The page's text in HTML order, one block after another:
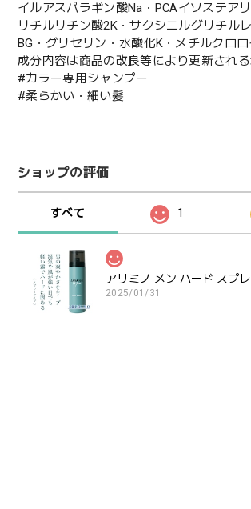
イルアスパラギン酸Na・PCAイソステア
リチルリチン酸2K・サクシニルグリチル
BG・グリセリン・水酸化K・メチルクロ
成分内容は商品の改良等により更新され
#カラー専用シャンプー
#柔らかい・細い髪
ショップの評価
すべて 1
アリミノ メン ハード スプ
2025/01/31